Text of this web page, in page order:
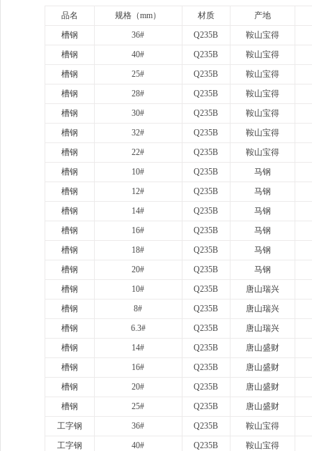
品名 规格（mm） 材质
产地
槽钢
36# Q235B
鞍山宝得
槽钢
40# Q235B
鞍山宝得
槽钢
25# Q235B
鞍山宝得
槽钢
28# Q235B
鞍山宝得
槽钢
30# Q235B
鞍山宝得
槽钢
32# Q235B
鞍山宝得
槽钢
22# Q235B
鞍山宝得
槽钢
10# Q235B
马钢
槽钢
12# Q235B
马钢
槽钢
14# Q235B
马钢
槽钢
16# Q235B
马钢
槽钢
18# Q235B
马钢
槽钢
20# Q235B
马钢
槽钢
10# Q235B
唐山瑞兴
槽钢
8# Q235B
唐山瑞兴
槽钢
6.3# Q235B
唐山瑞兴
槽钢
14# Q235B
唐山盛财
槽钢
16# Q235B
唐山盛财
槽钢
20# Q235B
唐山盛财
槽钢
25# Q235B
唐山盛财
工字钢
36# Q235B
鞍山宝得
工字钢
40# Q235B
鞍山宝得